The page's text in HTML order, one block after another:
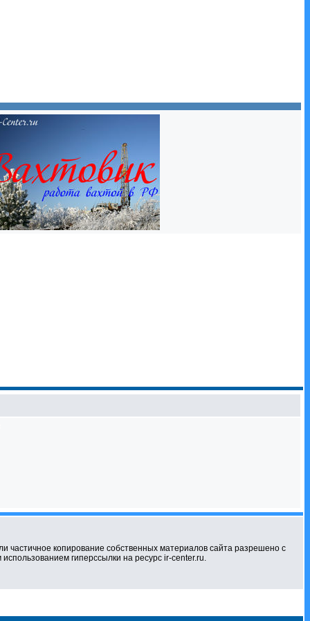
копирование собственных материалов сайта разрешено с
гиперссылки на ресурс ir-center.ru.